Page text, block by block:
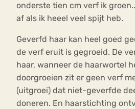
onderste tien cm verf ik
af als ik heeel veel spijt heb.
Geverfd haar kan heel goed
de verf eruit is gegroeid. De
haar, wanneer de haarwortel
doorgroeien zit er geen verf
(uitgroei) dat niet-geverfde
doneren. En haarstichting